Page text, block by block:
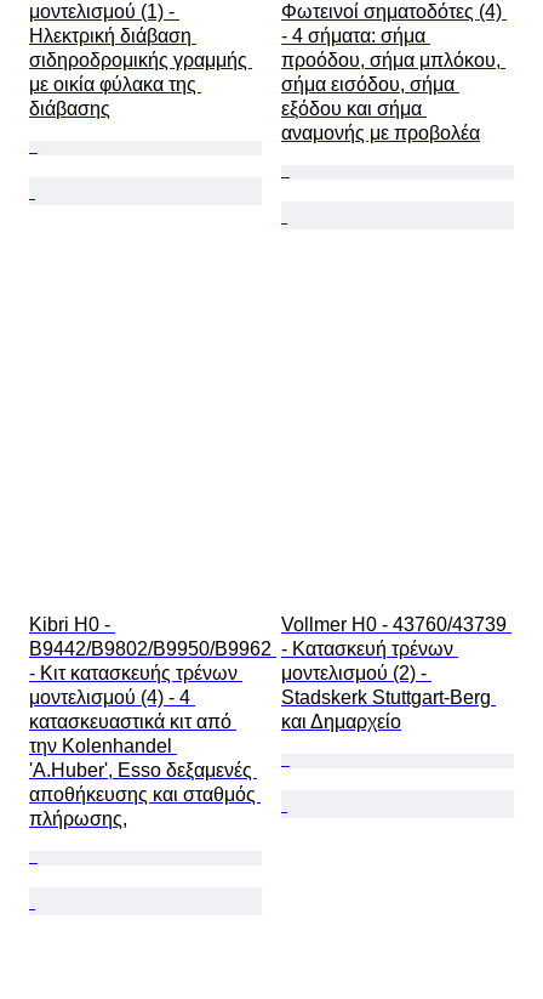
μοντελισμού (1) -
Ηλεκτρική διάβαση
σιδηροδρομικής γραμμής
με οικία φύλακα της
διάβασης
Φωτεινοί σηματοδότες (4)
- 4 σήματα: σήμα
προόδου, σήμα μπλόκου,
σήμα εισόδου, σήμα
εξόδου και σήμα
αναμονής με προβολέα
Kibri H0 -
B9442/B9802/B9950/B9962
- Κιτ κατασκευής τρένων
μοντελισμού (4) - 4
κατασκευαστικά κιτ από
την Kolenhandel
'A.Huber', Esso δεξαμενές
αποθήκευσης και σταθμός
πλήρωσης,
Vollmer H0 - 43760/43739
- Κατασκευή τρένων
μοντελισμού (2) -
Stadskerk Stuttgart-Berg
και Δημαρχείο